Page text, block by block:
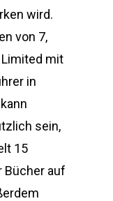
wird.
von 7,
mit
in
sein,
15
Bücher auf